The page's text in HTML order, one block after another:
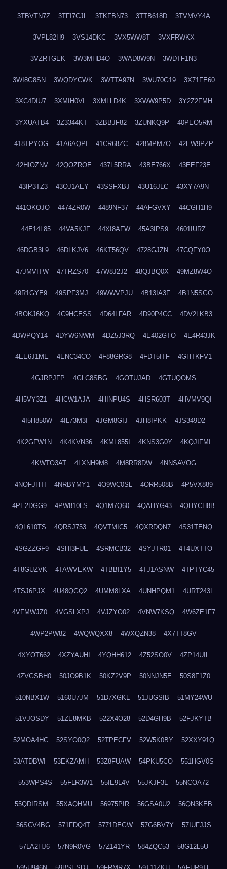
3TBVTN7Z 3TFI7CJL 3TKFBN73 3TTB618D 3TVMVY4A
3VPL82H9 3VS14DKC 3VX5WW8T 3VXFRWKX
3VZRTGEK 3W3MHD4O 3WAD8W9N 3WDTF1N3
3WI8G8SN 3WQDYCWK 3WTTA97N 3WU70G19 3X71FE60
3XC4DIU7 3XMIH0VI 3XMLLD4K 3XWW9P5D 3Y2Z2FMH
3YXUATB4 3Z3344KT 3ZBBJF82 3ZUNKQ9P 40PEO5RM
418TPYOG 41A6AQPI 41CR68ZC 428MPM7O 42EW9PZP
42HIOZNV 42QOZROE 437L5RRA 43BE766X 43EEF23E
43IP3TZ3 43OJ1AEY 43SSFXBJ 43U16JLC 43XY7A9N
441OKOJO 4474ZR0W 4489NF37 44AFGVXY 44CGH1H9
44E14L85 44VA5KJF 44XI8AFW 45A3IPS9 4601IURZ
46DGB3L9 46DLKJV6 46KT56QV 4728GJZN 47CQFY0O
47JMVITW 47TRZS70 47W8J2J2 48QJBQ0X 49MZ8W4O
49R1GYE9 49SPF3MJ 49WWVPJU 4B13IA3F 4B1N5SGO
4BOKJ6KQ 4C9HCESS 4D64LFAR 4D90P4CC 4DV2LKB3
4DWPQY14 4DYW6NWM 4DZ5J3RQ 4E402GTO 4E4R43JK
4EE6J1ME 4ENC34CO 4F88GRG8 4FDT5ITF 4GHTKFV1
4GJRPJFP 4GLC8SBG 4GOTUJAD 4GTUQOMS
4H5VY3Z1 4HCW1AJA 4HINPU4S 4HSR603T 4HVMV9QI
4I5H850W 4IL73M3I 4JGM8GIJ 4JH8IPKK 4JS349D2
4K2GFW1N 4K4KVN36 4KML855I 4KNS3G0Y 4KQJIFMI
4KWTO3AT 4LXNH9M8 4M8RR8DW 4NNSAVOG
4NOFJHTI 4NRBYMY1 4O9WC0SL 4ORR508B 4P5VX889
4PE2DGG9 4PW810LS 4Q1M7Q60 4QAHYG43 4QHYCH8B
4QL610TS 4QRSJ753 4QVTMIC5 4QXRDQN7 4S31TENQ
4SGZZGF9 4SHI3FUE 4SRMCB32 4SYJTR01 4T4UXTTO
4T8GUZVK 4TAWVEKW 4TBBI1Y5 4TJ1ASNW 4TPTYC45
4TSJ6PJX 4U48QGQ2 4UMM8LXA 4UNHPQM1 4URT243L
4VFMWJZ0 4VGSLXPJ 4VJZYO02 4VNW7KSQ 4W6ZE1F7
4WP2PW82 4WQWQXX8 4WXQZN38 4X7TT8GV
4XYOT662 4XZYAUHI 4YQHH612 4Z52SO0V 4ZP14UIL
4ZVGSBH0 50JO9B1K 50KZ2V9P 50NNJN5E 50S8F1Z0
510NBX1W 5160U7JM 51D7XGKL 51JUGSIB 51MY24WU
51VJOSDY 51ZE8MKB 522X4O28 52D4GH9B 52FJKYTB
52MOA4HC 52SYO0Q2 52TPECFV 52W5K0BY 52XXY91Q
53ATDBWI 53EKZAMH 53Z8FUAW 54PKU5CO 551HGV0S
553WPS4S 55FLR3W1 55IE9L4V 55JKJF3L 55NCOA72
55QDIRSM 55XAQHMU 56975PIR 56GSA0U2 56QN3KEB
56SCV4BG 571FDQ4T 5771DEGW 57G6BV7Y 57IUFJJS
57LA2HJ6 57N9R0VG 57Z141YR 584ZQC53 58G12L5U